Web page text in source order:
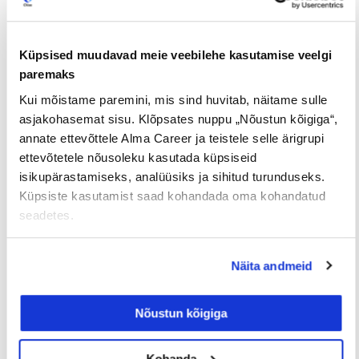
Küpsised muudavad meie veebilehe kasutamise veelgi
paremaks
Kui mõistame paremini, mis sind huvitab, näitame sulle
asjakohasemat sisu. Klõpsates nuppu „Nõustun kõigiga“,
annate ettevõttele Alma Career ja teistele selle ärigrupi
ettevõtetele nõusoleku kasutada küpsiseid
isikupärastamiseks, analüüsiks ja sihitud turunduseks.
Küpsiste kasutamist saad kohandada oma kohandatud
seadetes.
Näita andmeid
Nõustun kõigiga
EELMINE JÄRGMINE
Loe lisaks
Uuringud